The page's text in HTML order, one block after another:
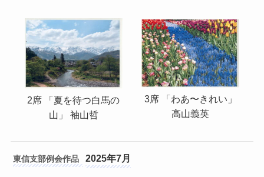
2席 「夏を待つ白馬の
山」 袖山哲
3席 「わあ〜きれい」
高山義英
東信支部 2025年7月